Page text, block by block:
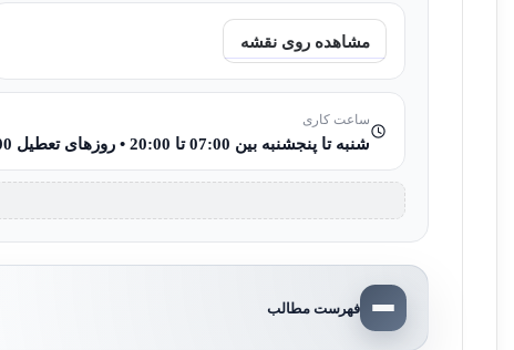
مشاهده روی نقشه
ساعت کاری
شنبه تا پنجشنبه بین 07:00 تا 20:00 • روزهای تعطیل 08:00 تا 15:00
فهرست مطالب